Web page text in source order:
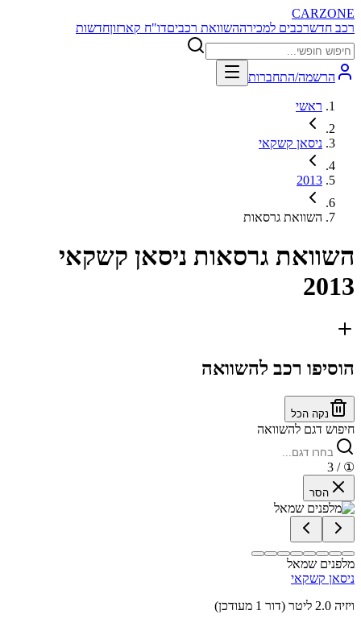
CARZONE
רכב חדשרכבים למכירההשוואת רכביםדו"ח קארזוןחדשות
הרשמה/התחברות
ראשי
ניסאן קשקאי
2013
השוואת גרסאות
השוואת גרסאות ניסאן קשקאי
2013
הוסיפו רכב להשוואה
נקה הכל
חיפוש דגם להשוואה
①
/ 3
הסר
מלפנים שמאל
ניסאן קשקאי
ויזיה 2.0 ליטר (דור 1 מעודכן)